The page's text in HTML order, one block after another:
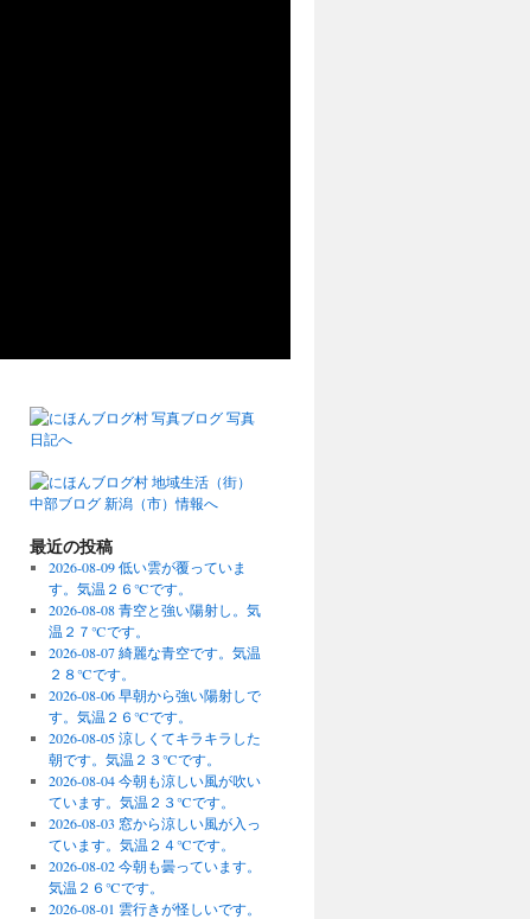
最近の投稿
2026-08-09 低い雲が覆っていま
す。気温２６℃です。
2026-08-08 青空と強い陽射し。気
温２７℃です。
2026-08-07 綺麗な青空です。気温
２８℃です。
2026-08-06 早朝から強い陽射しで
す。気温２６℃です。
2026-08-05 涼しくてキラキラした
朝です。気温２３℃です。
2026-08-04 今朝も涼しい風が吹い
ています。気温２３℃です。
2026-08-03 窓から涼しい風が入っ
ています。気温２４℃です。
2026-08-02 今朝も曇っています。
気温２６℃です。
2026-08-01 雲行きが怪しいです。